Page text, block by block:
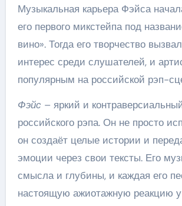
Музыкальная карьера Фэйса
его первого микстейпа под
вино». Тогда его творчество
интерес среди слушателей, и
популярным на российской рэп-
Фэйс– яркий и
российского рэпа. Он не просто
он создаёт целые истории и
эмоции через свои тексты. Его
смысла и глубины, и каждая его
настоящую ажиотажную реакцию